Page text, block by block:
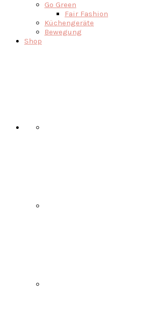
Go Green
Fair Fashion
Küchengeräte
Bewegung
Shop